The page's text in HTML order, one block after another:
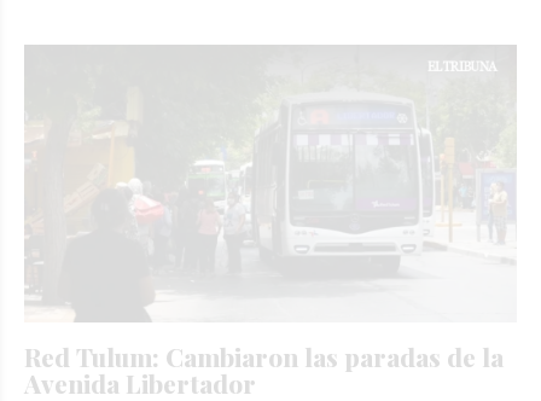
Red Tulum: Cambiaron las paradas de la
Avenida Libertador